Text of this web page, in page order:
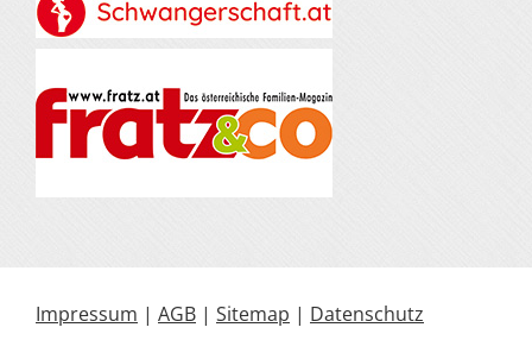
Impressum | AGB | Sitemap | Datenschutz